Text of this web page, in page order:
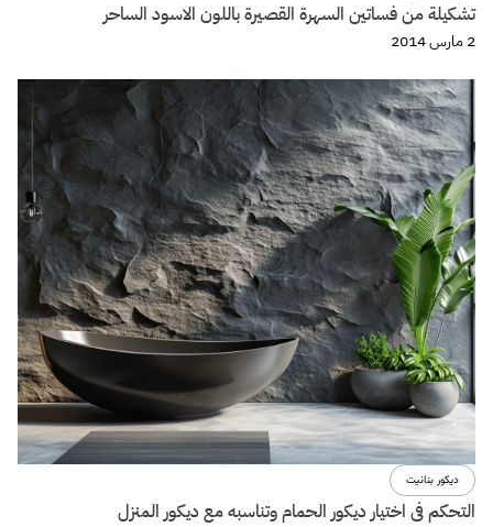
تشكيلة من فساتين السهرة القصيرة باللون الاسود الساحر
2 مارس 2014
ديكور بنانيت
التحكم فى اختيار ديكور الحمام وتناسبه مع ديكور المنزل